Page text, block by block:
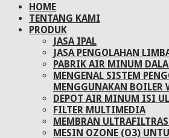
HOME
TENTANG KAMI
PRODUK
JASA IPAL
JASA PENGOLAHAN
PABRIK AIR MINUM
MENGENAL SISTEM
MENGGUNAKAN BOILER
DEPOT AIR MINUM ISI
FILTER MULTIMEDIA
MEMBRAN
MESIN OZONE (O3)